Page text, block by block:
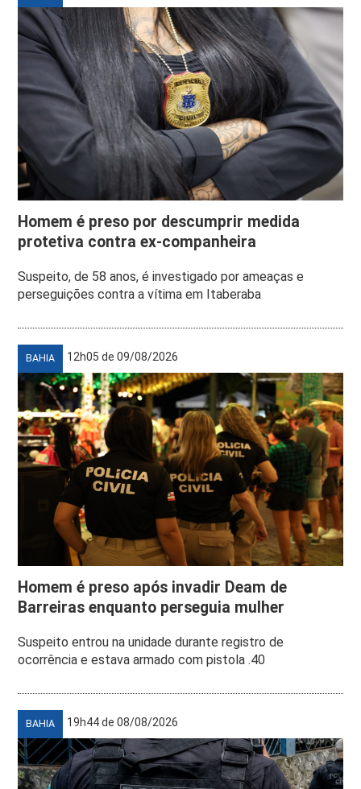
Homem é preso por descumprir medida
protetiva contra ex-companheira
Suspeito, de 58 anos, é investigado por ameaças e
perseguições contra a vítima em Itaberaba
BAHIA 12h05 de 09/08/2026
Homem é preso após invadir Deam de
Barreiras enquanto perseguia mulher
Suspeito entrou na unidade durante registro de
ocorrência e estava armado com pistola .40
BAHIA 19h44 de 08/08/2026